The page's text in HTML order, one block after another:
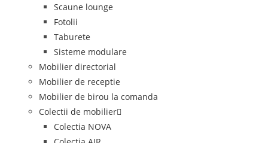
Scaune lounge
Fotolii
Taburete
Sisteme modulare
Mobilier directorial
Mobilier de receptie
Mobilier de birou la comanda
Colectii de mobilier
Colectia NOVA